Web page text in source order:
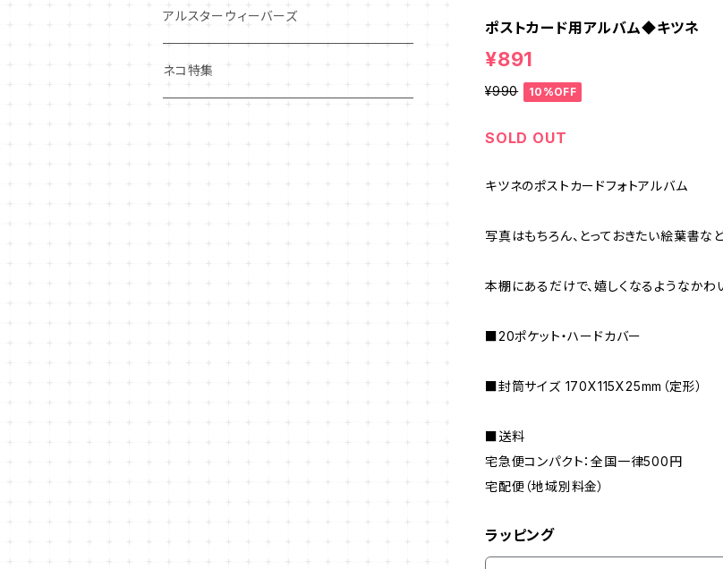
ポストカード用アルバム◆キツネ
¥891
¥990 10%OFF
SOLD OUT
キツネのポストカードフォトアルバム
写真はもちろん、とっておきたい絵葉書な
本棚にあるだけで、嬉しくなるようなかわ
■20ポケット・ハードカバー
■封筒サイズ 170X115X25mm（定形）
■送料
宅急便コンパクト：全国一律500円
宅配便（地域別料金）
ラッピング
ギフトバッグ・巾着
ハンカチ・手拭い
その他
アルスターウィーバーズ
ネコ特集